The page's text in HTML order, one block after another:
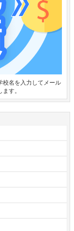
校名を入力してメール
す。